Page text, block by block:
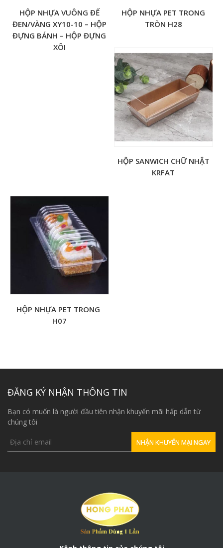
HỘP NHỰA VUÔNG ĐẾ
ĐEN/VÀNG XY10-10 – HỘP
ĐỰNG BÁNH – HỘP ĐỰNG
XÔI
HỘP NHỰA PET TRONG
TRÒN H28
HỘP SANWICH CHỮ NHẬT
KRFAT
HỘP NHỰA PET TRONG
H07
ĐĂNG KÝ NHẬN THÔNG TIN
Bạn có muốn là người đầu tiên nhận khuyến mãi hấp dẫn từ
chúng tôi